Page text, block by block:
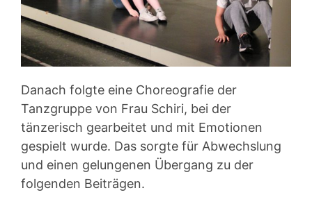
Danach folgte eine Choreografie der
Tanzgruppe von Frau Schiri, bei der
tänzerisch gearbeitet und mit Emotionen
gespielt wurde. Das sorgte für Abwechslung
und einen gelungenen Übergang zu der
folgenden Beiträgen.